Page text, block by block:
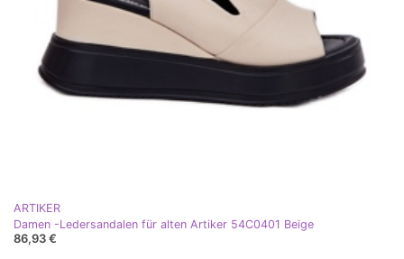
ARTIKER
Damen -Ledersandalen für alten Artiker 54C0401 Beige
86,93 €